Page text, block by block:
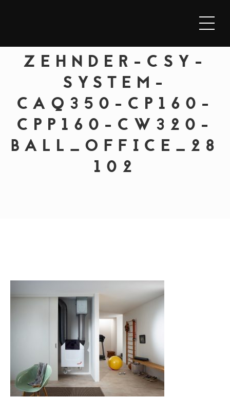
ZEHNDER-CSY-
SYSTEM-
CAQ350-CP160-
CPP160-CW320-
BALL_OFFICE_28
102